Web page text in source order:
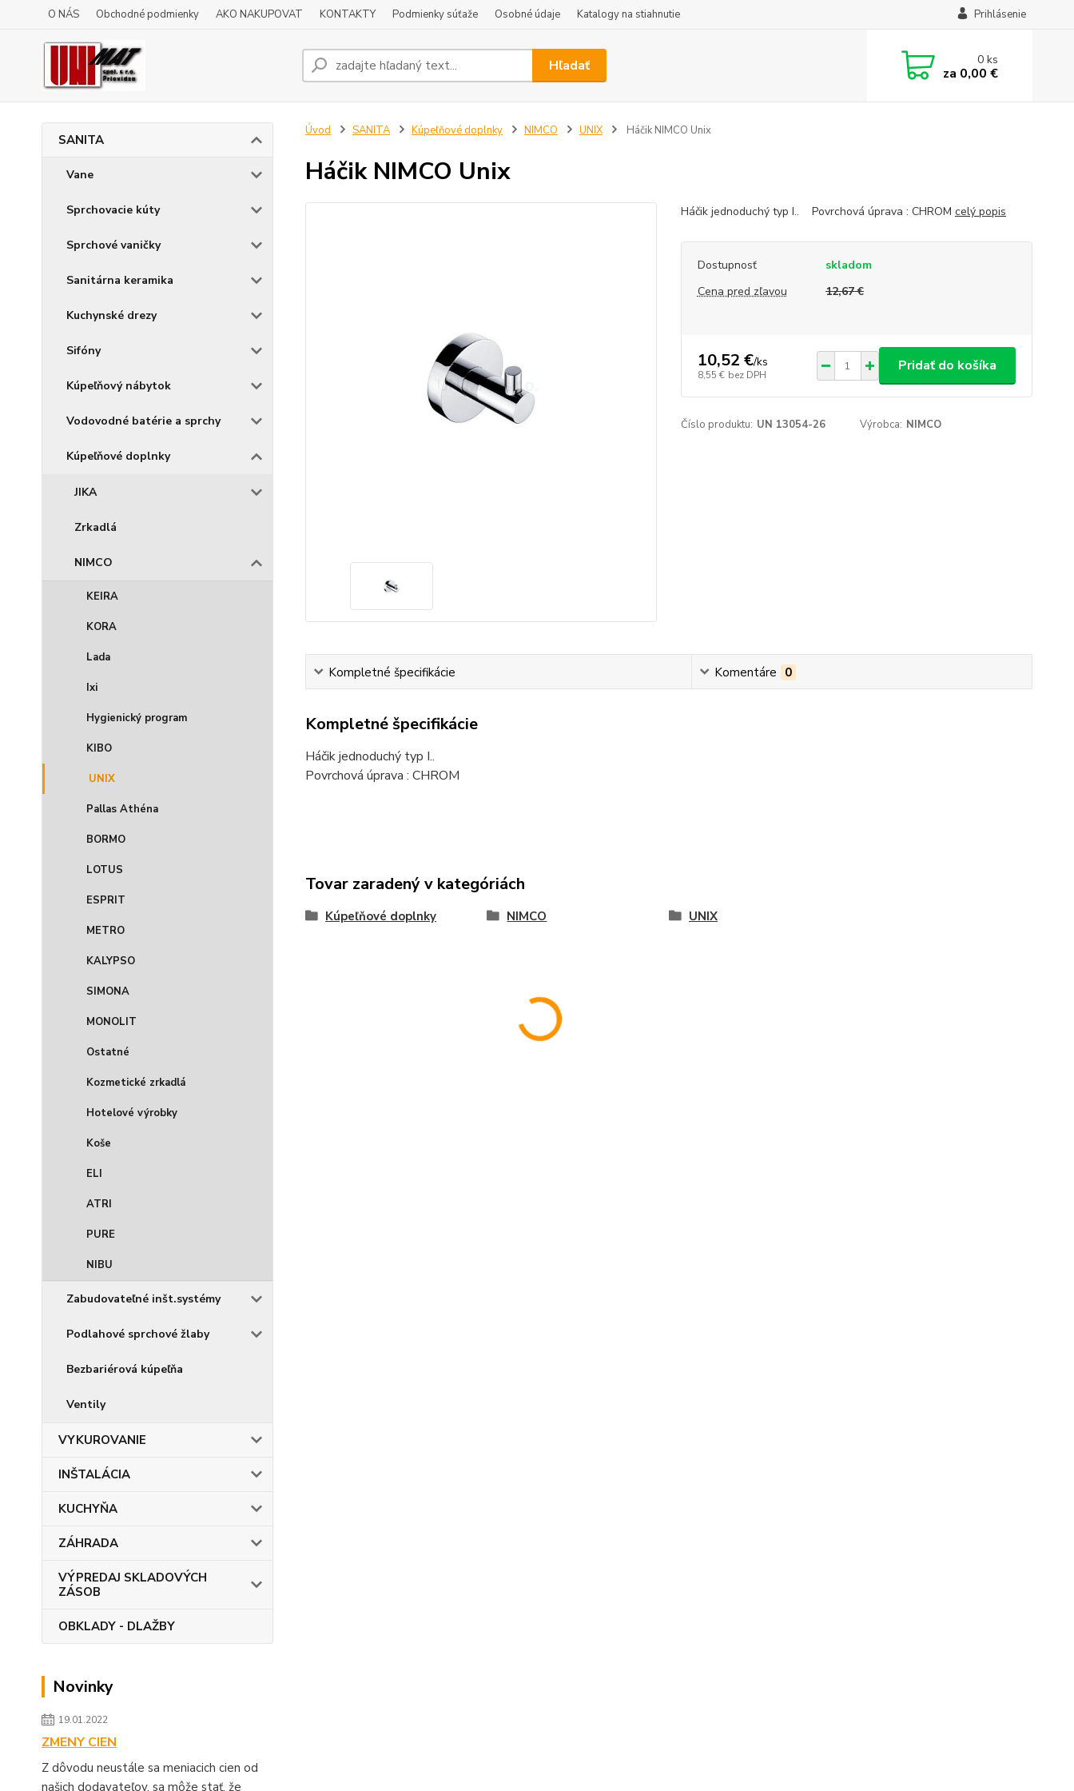
O NÁS Obchodné podmienky AKO NAKUPOVAT KONTAKTY Podmienky súťaže Osobné údaje Katalogy na stiahnutie Prihlásenie
Hľadať 0ks
za 0,00 €
SANITA
Vane
Sprchovacie kúty
Sprchové vaničky
Sanitárna keramika
Kuchynské drezy
Sifóny
Kúpeľňový nábytok
Vodovodné batérie a sprchy
Kúpeľňové doplnky
JIKA
Zrkadlá
NIMCO
KEIRA
KORA
Lada
Ixi
Hygienický program
KIBO
UNIX
Pallas Athéna
BORMO
LOTUS
ESPRIT
METRO
KALYPSO
SIMONA
MONOLIT
Ostatné
Kozmetické zrkadlá
Hotelové výrobky
Koše
ELI
ATRI
PURE
NIBU
Zabudovateľné inšt.systémy
Podlahové sprchové žlaby
Bezbariérová kúpeľňa
Ventily
VYKUROVANIE
INŠTALÁCIA
KUCHYŇA
ZÁHRADA
VÝPREDAJ SKLADOVÝCH
ZÁSOB
OBKLADY - DLAŽBY
Novinky
19.01.2022
ZMENY CIEN
Z dôvodu neustále sa meniacich cien od
našich dodavateľov, sa môže stať, že
Úvod SANITA Kúpeľňové doplnky NIMCO UNIX Háčik NIMCO Unix
Háčik NIMCO Unix
Háčik jednoduchý typ I.. Povrchová úprava : CHROM celý popis
Dostupnosť
skladom
Cena pred zľavou
12,67 €
10,52 €/ks
8,55 € bez DPH
Pridať do košíka
Číslo produktu: UN 13054-26 Výrobca: NIMCO
Kompletné špecifikácie Komentáre 0
Kompletné špecifikácie
Háčik jednoduchý typ I..
Povrchová úprava : CHROM
Tovar zaradený v kategóriách
Kúpeľňové doplnky NIMCO UNIX